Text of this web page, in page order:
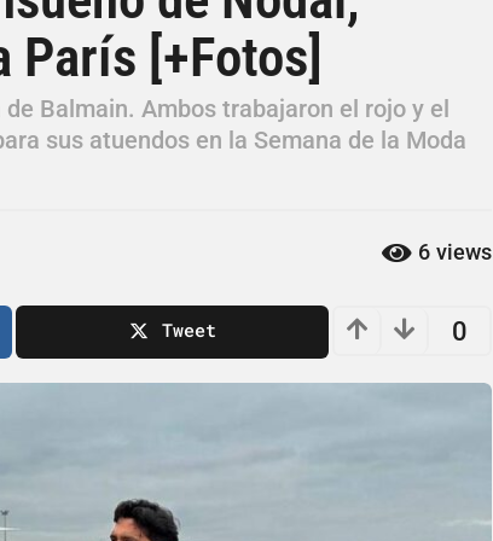
París [+Fotos]
Balmain. Ambos trabajaron el rojo y el
sus atuendos en la Semana de la Moda
6 views
0
Tweet